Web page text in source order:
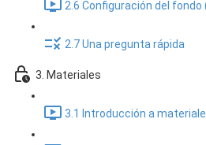
2.6 Configuración del fondo
2.7 Una pregunta rápida
3. Materiales
3.1 Introducción a